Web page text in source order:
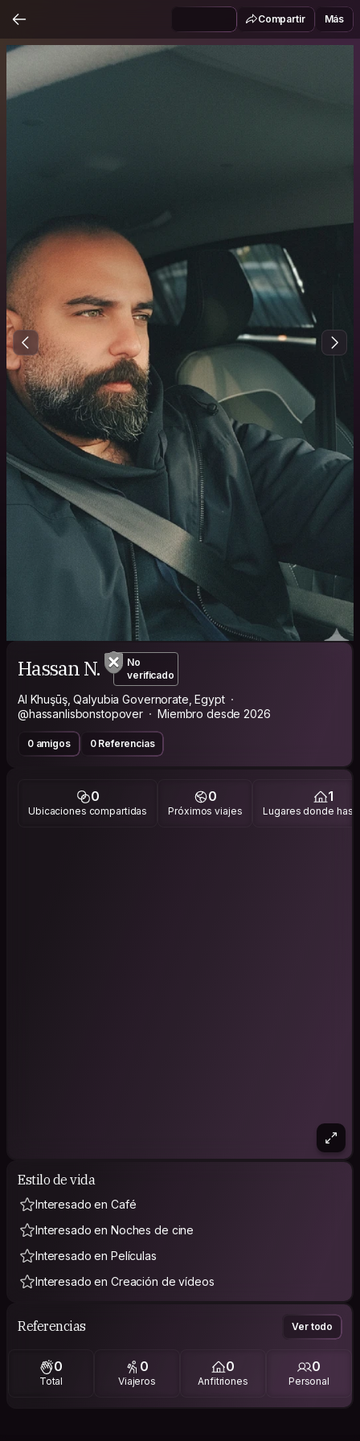
Compartir Más
Hassan N.
No
verificado
Al Khuşūş, Qalyubia Governorate, Egypt
@hassanlisbonstopover
Miembro desde 2026
0 amigos 0 Referencias
0
Ubicaciones compartidas
0
Próximos viajes
1
Lugares donde has
Estilo de vida
Interesado en Café
Interesado en Noches de cine
Interesado en Películas
Interesado en Creación de vídeos
Referencias Ver todo
0
Total
0
Viajeros
0
Anfitriones
0
Personal